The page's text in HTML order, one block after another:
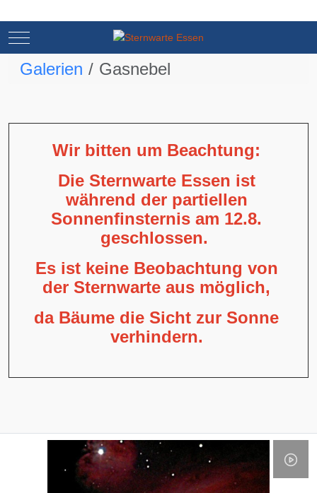
Mobile Menu Toggle
Galerien Gasnebel
Wir bitten um Beachtung:
Die Sternwarte Essen ist
während der partiellen
Sonnenfinsternis am 12.8.
geschlossen.
Es ist keine Beobachtung von
der Sternwarte aus möglich,
da Bäume die Sicht zur Sonne
verhindern.